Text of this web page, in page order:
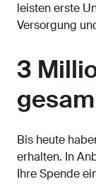
leisten erste
Versorgung
3
Bis heute
erhalten. In
Ihre Spende